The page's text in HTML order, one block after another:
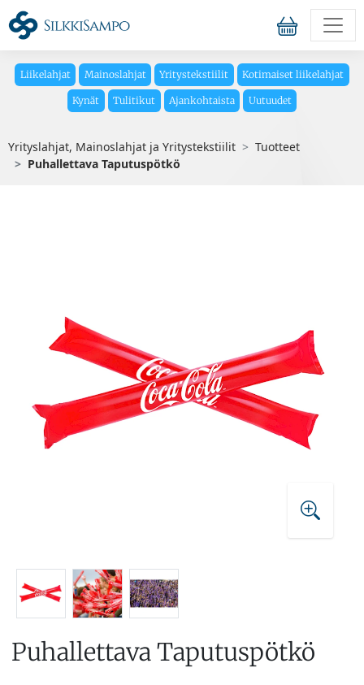
Liikelahjat Mainoslahjat Yritystekstiilit Kotimaiset liikelahjat
Kynät Tulitikut Ajankohtaista Uutuudet
Yrityslahjat, Mainoslahjat ja Yritystekstiilit
Tuotteet
Puhallettava Taputuspötkö
Puhallettava Taputuspötkö